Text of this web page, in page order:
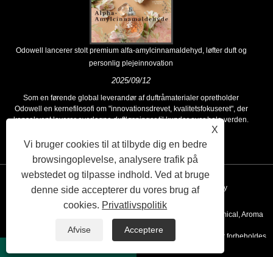
Odowell lancerer stolt premium alfa-amylcinnamaldehyd, løfter duft og
personlig plejeinnovation
2025/09/12
Som en førende global leverandør af duftråmaterialer opretholder
Odowell en kernefilosofi om "innovationsdrevet, kvalitetsfokuseret", der
konsekvent leverer overlegne duftløsninger til kunder over hele verden.
Links Sitemap RSS XML Privacy Policy
Copyright © 2020 Kunshan Odowell co., Ltd - China Aroma Chemical, Aroma
Ingredient Producenter, Essential Oil Leverandører Alle rettigheder forbeholdes.
X
Vi bruger cookies til at tilbyde dig en bedre
browsingoplevelse, analysere trafik på
webstedet og tilpasse indhold. Ved at bruge
denne side accepterer du vores brug af
cookies. Privatlivspolitik
Afvise Acceptere